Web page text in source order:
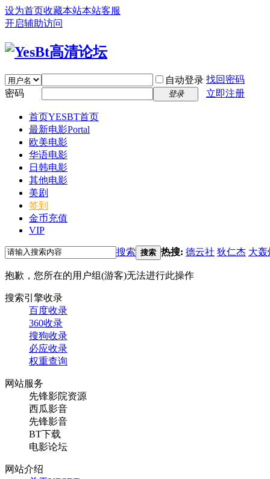
设为首页收藏本站本站客服
开启辅助访问
自动登录 找回密码
密码
登录 立即注册
首页YESBT首页
最新电影Portal
欧美电影
华语电影
日韩电影
其他电影
美剧
签到
金币充值
VIP
搜索 搜索 热搜: 德云社 狄仁杰 大轰
抱歉，您所在的用户组(游客)无法进行此操作
搜索引擎收录
百度收录
360收录
搜狗收录
必应收录
权重查询
网站服务
先锋影院资源
西瓜影音
先锋影音
BT下载
电影论坛
网站介绍